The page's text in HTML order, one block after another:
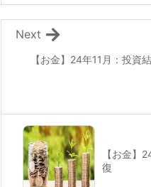
【お金】24年11月：投
Next
【お金】
復